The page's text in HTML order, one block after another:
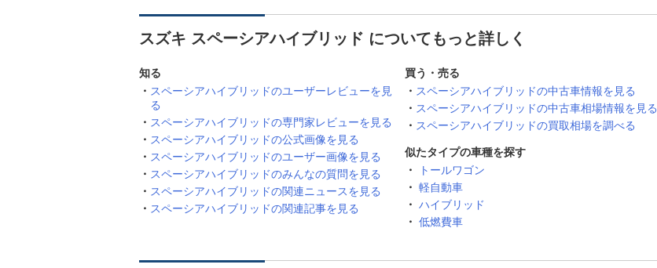
スズキ スペーシアハイブリッド についてもっと詳しく
知る
スペーシアハイブリッドのユーザーレビューを見
る
スペーシアハイブリッドの専門家レビューを見る
スペーシアハイブリッドの公式画像を見る
スペーシアハイブリッドのユーザー画像を見る
スペーシアハイブリッドのみんなの質問を見る
スペーシアハイブリッドの関連ニュースを見る
スペーシアハイブリッドの関連記事を見る
買う・売る
スペーシアハイブリッドの中古車情報を見る
スペーシアハイブリッドの中古車相場情報を見る
スペーシアハイブリッドの買取相場を調べる
似たタイプの車種を探す
トールワゴン
軽自動車
ハイブリッド
低燃費車